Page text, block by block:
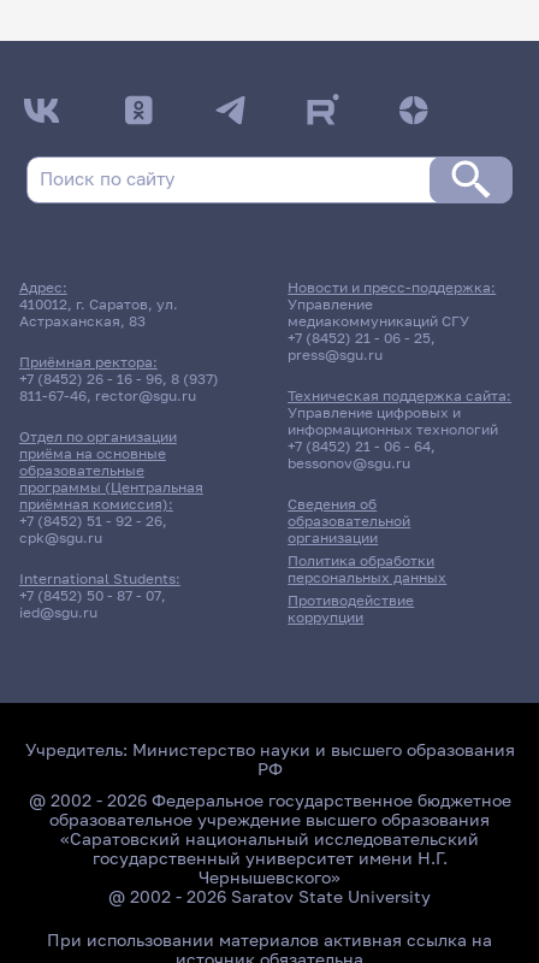
ДАТА ПОСЛЕДНЕГО ОБНОВЛЕНИЯ:
НЕ ОБНОВЛЯЛОСЬ
Адрес:
410012, г. Саратов, ул.
Астраханская, 83
Приёмная ректора:
+7 (8452) 26 - 16 - 96, 8 (937)
811-67-46, rector@sgu.ru
Отдел по организации
приёма на основные
образовательные
программы (Центральная
приёмная комиссия):
+7 (8452) 51 - 92 - 26,
cpk@sgu.ru
International Students:
+7 (8452) 50 - 87 - 07,
ied@sgu.ru
Сведения об
образовательной
организации
Политика обработки
персональных данных
Противодействие
коррупции
Новости и пресс-поддержка:
Управление
медиакоммуникаций СГУ
+7 (8452) 21 - 06 - 25,
press@sgu.ru
Техническая поддержка сайта:
Управление цифровых и
информационных технологий
+7 (8452) 21 - 06 - 64,
bessonov@sgu.ru
Учредитель: Министерство науки и высшего образования
РФ
@ 2002 - 2026 Федеральное государственное бюджетное
образовательное учреждение высшего образования
«Саратовский национальный исследовательский
государственный университет имени Н.Г.
Чернышевского»
@ 2002 - 2026 Saratov State University
При использовании материалов активная ссылка на
источник обязательна